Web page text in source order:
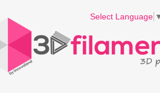
Select Language